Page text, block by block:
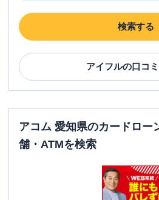
検索する
アイフルの口コ
アコム 愛知県のカードロー
舗・ATMを検索